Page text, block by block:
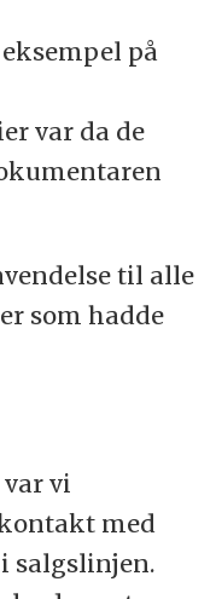
på
var da de
til alle
som hadde
vi
med
salgslinjen.